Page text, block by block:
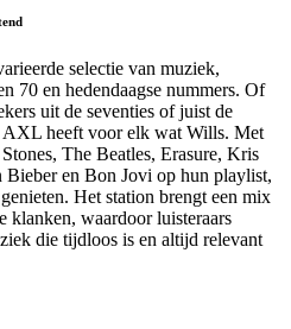
selectie van muziek,
70 en hedendaagse nummers. Of
uit de seventies of juist de
heeft voor elk wat Wills. Met
The Beatles, Erasure, Kris
Bieber en Bon Jovi op hun playlist,
Het station brengt een mix
klanken, waardoor luisteraars
die tijdloos is en altijd relevant